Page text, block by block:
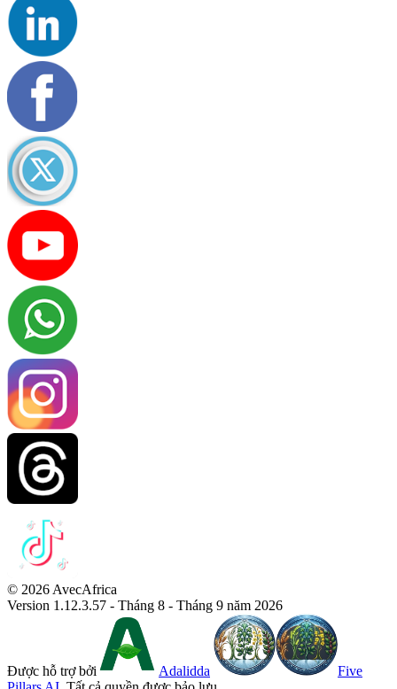
© 2026 AvecAfrica
Version 1.12.3.57 - Tháng 8 - Tháng 9 năm 2026
Được hỗ trợ bởi Adalidda
Five